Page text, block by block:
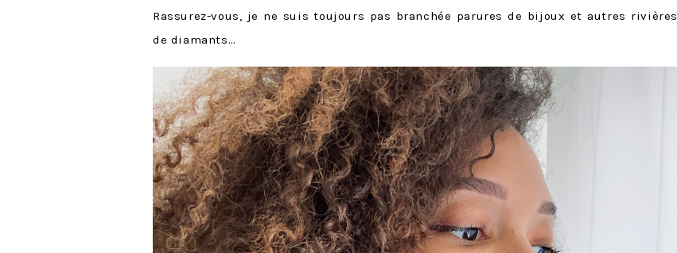
Rassurez-vous, je ne suis toujours pas branchée parures de bijoux et autres rivières
de diamants…